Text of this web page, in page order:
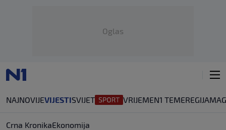
Oglas
NAJNOVIJEVIJESTISVIJET VRIJEMEN1 TEMEREGIJA
Crna KronikaEkonomija